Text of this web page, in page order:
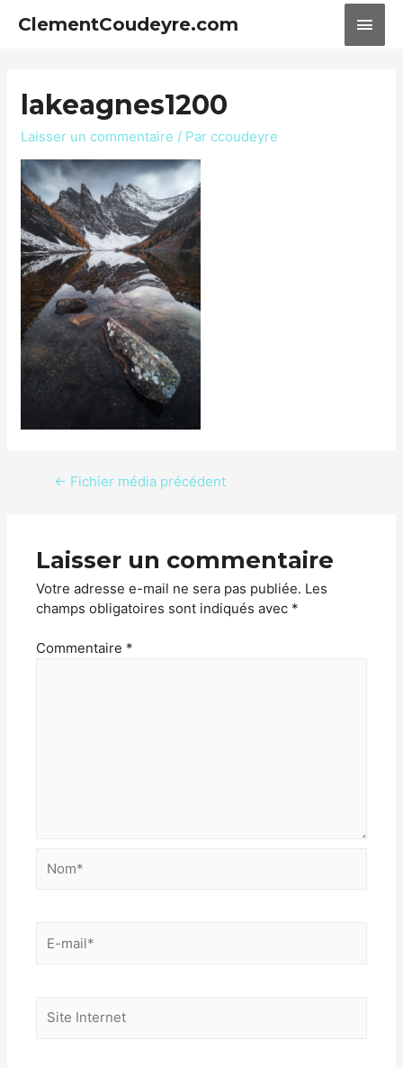
ClementCoudeyre.com
lakeagnes1200
Laisser un commentaire / Par ccoudeyre
← Fichier média précédent
Laisser un commentaire
Votre adresse e-mail ne sera pas publiée. Les
champs obligatoires sont indiqués avec *
Commentaire *